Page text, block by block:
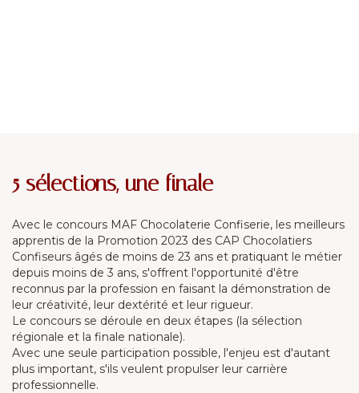
5 sélections, une finale
Avec le concours MAF Chocolaterie Confiserie, les meilleurs
apprentis de la Promotion 2023 des CAP Chocolatiers
Confiseurs âgés de moins de 23 ans et pratiquant le métier
depuis moins de 3 ans, s'offrent l'opportunité d'être
reconnus par la profession en faisant la démonstration de
leur créativité, leur dextérité et leur rigueur.
Le concours se déroule en deux étapes (la sélection
régionale et la finale nationale).
Avec une seule participation possible, l'enjeu est d'autant
plus important, s'ils veulent propulser leur carrière
professionnelle.